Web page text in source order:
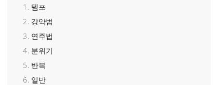
English
템포
강약법
연주법
분위기
반복
일반